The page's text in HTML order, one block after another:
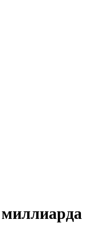
миллиарда